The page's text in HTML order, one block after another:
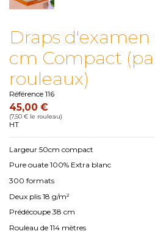
Draps
cm Compact
rouleaux)
Référence 116
45,00 €
(7,50 € le rouleau)
HT
Largeur 50cm compact
Pure ouate 100% Extra blanc
300 formats
Deux plis 18 g/m²
Prédécoupe 38 cm
Rouleau de 114 mètres